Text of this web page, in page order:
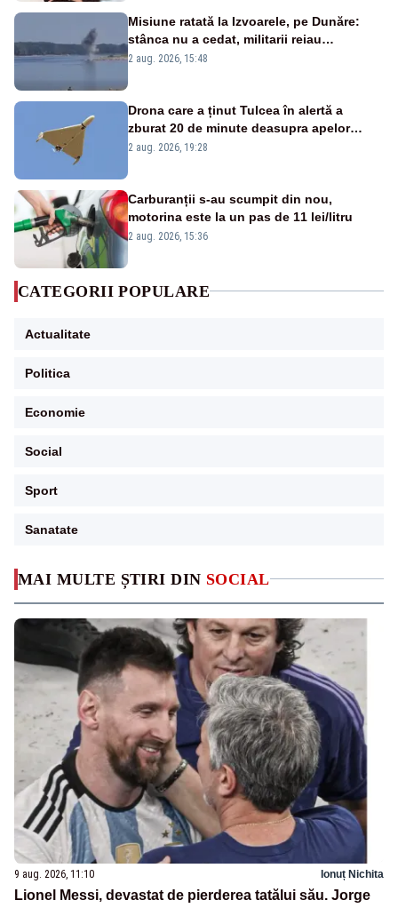
MAI MULTE ȘTIRI DIN SOCIAL
9 aug. 2026, 11:10 Ionuț Nichita
Lionel Messi, devastat de pierderea tatălui său. Jorge
Misiune ratată la Izvoarele, pe Dunăre:
stânca nu a cedat, militarii reiau
detonările luni – VIDEO
2 aug. 2026, 15:48
Drona care a ținut Tulcea în alertă a
zburat 20 de minute deasupra apelor
României. Au fost ridicate două F-16
2 aug. 2026, 19:28
Carburanții s-au scumpit din nou,
motorina este la un pas de 11 lei/litru
2 aug. 2026, 15:36
CATEGORII POPULARE
Actualitate
Politica
Economie
Social
Sport
Sanatate